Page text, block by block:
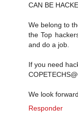
CAN BE
We belong to
the Top
and do a job.
If you need
We look
Responder